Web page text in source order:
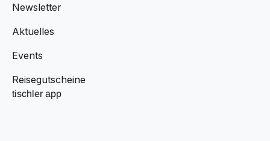
Newsletter
Aktuelles
Events
Reisegutscheine
tischler app